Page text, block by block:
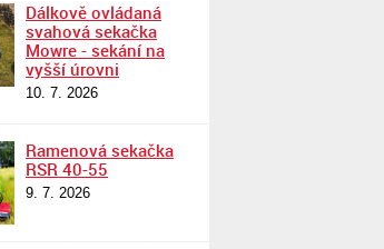
Dálkově ovládaná
svahová sekačka
Mowre - sekání na
vyšší úrovni
10. 7. 2026
Ramenová sekačka
RSR 40-55
9. 7. 2026